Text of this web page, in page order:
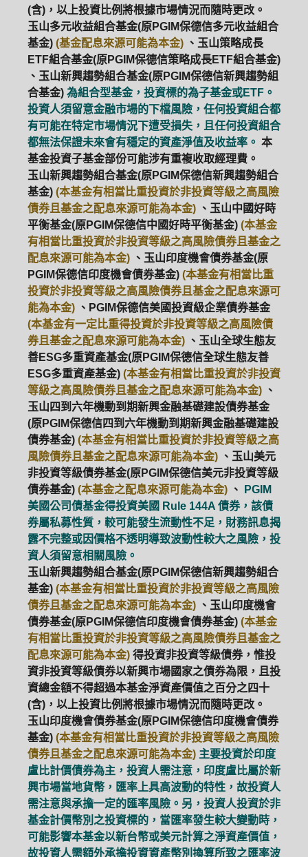
(含)，以上投資比例將根據市場情況而隨時更改。
玉山多元收益組合基金(原PGIM保德信多元收益組合
基金) (基金配息來源可能為本金) 、玉山策略成長
ETF組合基金(原PGIM保德信策略成長ETF組合基金)
、玉山新興趨勢組合基金(原PGIM保德信新興趨勢組
合基金) 為組合型基金，投資標的為子基金或ETF。
投資人須留意金融市場的下檔風險，任何投資組合都
有可能在特定市場情況下遭受損失，且任何投資組合
都無法保證未來會有穩定的資產淨值及收益率。 本
基金投資子基金部份可能涉有重複收取經理費。
玉山新興趨勢組合基金(原PGIM保德信新興趨勢組合
基金) (本基金有相當比重投資於非投資等級之高風險
債券且基金之配息來源可能為本金) 、玉山中國好時
平衡基金(原PGIM保德信中國好時平衡基金) (本基金
有相當比重投資於非投資等級之高風險債券且基金之
配息來源可能為本金) 、玉山印度機會債券基金(原
PGIM保德信印度機會債券基金) (本基金有相當比重
投資於非投資等級之高風險債券且基金之配息來源可
能為本金) 、PGIM保德信美國投資級企業債券基金
(本基金有一定比重得投資於非投資等級之高風險債
券且基金之配息來源可能為本金) 、玉山全球生態友
善ESG多重資產基金(原PGIM保德信全球生態友善
ESG多重資產基金) (本基金有相當比重投資於非投資
等級之高風險債券且基金之配息來源可能為本金) 、
玉山四到六年機動到期新興金融基礎建設債券基金
(原PGIM保德信四到六年機動到期新興金融基礎建設
債券基金) (本基金有相當比重投資於非投資等級之高
風險債券且基金之配息來源可能為本金) 、玉山美元
非投資等級債券基金(原PGIM保德信美元非投資等級
債券基金) (本基金之配息來源可能為本金) 、
PGIM
美國公司債基金得投資美國 Rule 144A 債券，該債
券屬私募性質，較可能發生流動性不足，財務訊息揭
露不完整或因價格不透明導致波動性較大之風險，投
資人須留意相關風險。
玉山新興趨勢組合基金(原PGIM保德信新興趨勢組合
基金) (本基金有相當比重投資於非投資等級之高風險
債券且基金之配息來源可能為本金) 、玉山印度機會
債券基金(原PGIM保德信印度機會債券基金) (本基金
有相當比重投資於非投資等級之高風險債券且基金之
配息來源可能為本金) 得投資非投資等級債券，惟投
資非投資等級債券以新興市場國家之債券為限，且投
資總金額不得超過本基金淨資產價值之百分之四十
(含)，以上投資比例將根據市場情況而隨時更改。
玉山印度機會債券基金(原PGIM保德信印度機會債券
基金) (本基金有相當比重投資於非投資等級之高風險
債券且基金之配息來源可能為本金) 主要投資於印度
盧比計價債券為主，投資人需注意，印度盧比屬於新
興市場當地貨幣，匯率上具高波動的特性，故投資人
需注意與承擔一定的匯率風險。另，投資人投資於非
基金計價幣別之投資標的，當匯率發生較大變動時，
可能影響本基金以新台幣或美元計算之淨資產價值，
故投資人需額外承擔投資資產幣別換算所致之匯率波